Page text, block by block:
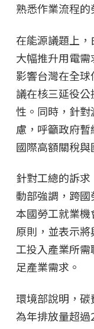
熟悉作業流程的
在能源議題上
大幅推升用電
影響台灣在全
議在核三延役
性。同時，針
慮，呼籲政府
國際高額關稅與
針對工總的訴
動部強調，跨
本國勞工就業
原則，並表示
工投入產業所
足產業需求。
環境部說明，
為年排放量超